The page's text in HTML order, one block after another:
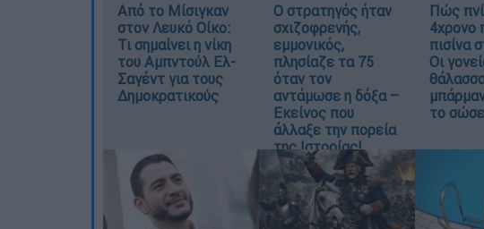
Από το Μίσιγκαν
στον Λευκό Οίκο:
Τι σημαίνει η νίκη
του Αμπντούλ Ελ-
Σαγέντ για τους
Δημοκρατικούς
O στρατηγός ήταν
σχιζοφρενής,
εμμονικός,
πλησίαζε τα 75
όταν τον
αντάμωσε η δόξα –
Εκείνος που
άλλαξε την πορεία
της Ιστορίας!
Πώς
4χρονο
πισίνα
Οι
το